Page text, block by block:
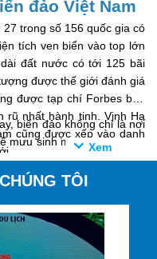
đảo Việt Nam
trong số 156 quốc gia có
tích ven biển vào top lớn
đất nước có tới 125 bãi
được thế giới đánh giá
được tạp chí Forbes bầu
rũ nhất hành tinh. Vịnh Hạ
cũng được xếp vào danh
biển đảo không chỉ là nơi
mưu sinh mà còn là không
tạp lập nên nền văn hóa
đặc sắc. Hàng loạt những
có công trong công cuộc
biển đảo,...Các lễ hội dân
phong tục tập quán
nhiều khu du lịch biển tiềm
triển như: bãi biển Sầm
Mỹ Khê (Đà Nẵng); vịnh
TÔI